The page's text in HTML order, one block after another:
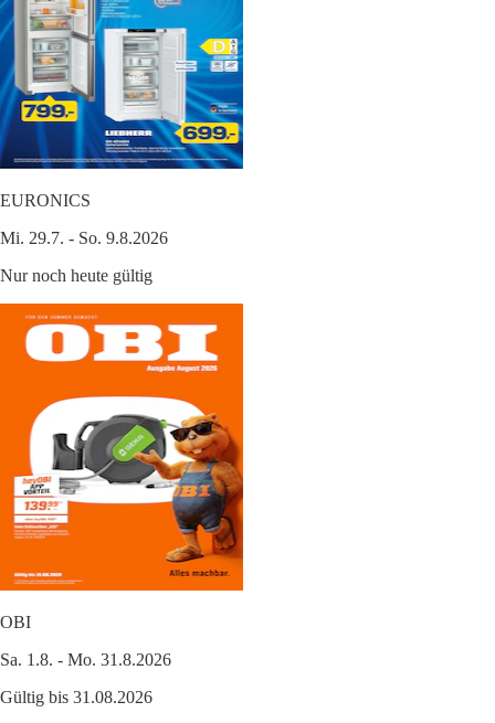
EURONICS
Mi. 29.7. - So. 9.8.2026
Nur noch heute gültig
OBI
Sa. 1.8. - Mo. 31.8.2026
Gültig bis 31.08.2026